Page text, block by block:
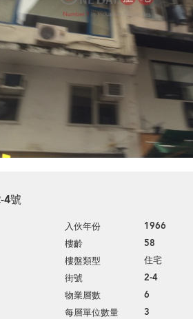
4號
入伙年份 1966
樓齡 58
樓盤類型 住宅
街號 2-4
物業層數 6
每層單位數量 3